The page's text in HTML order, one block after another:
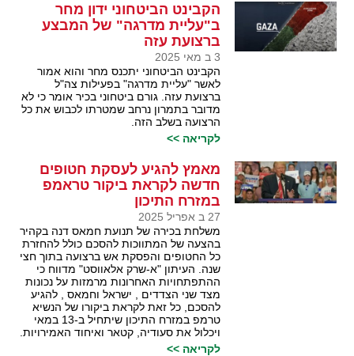
הקבינט הביטחוני ידון מחר
ב"עליית מדרגה" של המבצע
ברצועת עזה
3 ב מאי 2025
הקבינט הביטחוני יתכנס מחר והוא אמור
לאשר "עליית מדרגה" בפעילות צה"ל
ברצועת עזה. גורם ביטחוני בכיר אומר כי לא
מדובר בתמרון נרחב שמטרתו לכבוש את כל
הרצועה בשלב הזה.
לקריאה >>
מאמץ להגיע לעסקת חטופים
חדשה לקראת ביקור טראמפ
במזרח התיכון
27 ב אפריל 2025
משלחת בכירה של תנועת חמאס דנה בקהיר
בהצעה של המתווכות להסכם כולל להחזרת
כל החטופים והפסקת אש ברצועה בתוך חצי
שנה. העיתון "א-שרק אלאווסט" מדווח כי
ההתפתחויות האחרונות מרמזות על נכונות
מצד שני הצדדים , ישראל וחמאס , להגיע
להסכם, כל זאת לקראת ביקורו של הנשיא
טרמפ במזרח התיכון שיתחיל ב-13 במאי
ויכלול את סעודיה, קטאר ואיחוד האמירויות.
לקריאה >>